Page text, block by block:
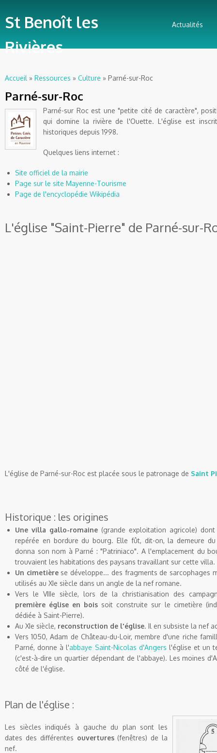
St Benoît les
Rivières
Actualités
Vous êtes ici
Accueil » Ressources » Culture » Parné-sur-Roc
Parné-sur-Roc
Parné-sur Roc est une "petite cité de caractère",
qui domine la rivière del'Ouette. L'église est
historiques depuis 1998.
Quelques liens internet :
Site officiel de la mairie
Page sur le site Mayenne-Tourisme
Page de l'encyclopédie Wikipédia
L'église "Saint-Pierre" de Parné-sur-
L'église de Parné-sur-Roc est placée sous le patronage de Saint
Historique : les origines
Une villa gallo-romaine(grande exploitation agricole)
repérée en bordure du bourg. Elle fût, dit-on, la demeure
donna son nom àParné : "Patriniaco". A l'emplacement du
trouvaient les habitations des paysans travaillant sur cette villa.
Un cimetièrese développe... des fragments de sarcophages
utilisés au XIe siècle dans un angle de la nefromane.
Vers le VIIIe siècle, lors de la christianisation des
première église en bois soit construite sur le cimetière
dédiée à Saint-Pierre).
Au XIe siècle, reconstruction de l'église. Il en subsiste la nef
Vers 1050,Adam de Château-du-Loir, membre d'une riche
Parné, donne à l'abbaye Saint-Nicolas d'Angers l'église et un
(c'est-à-dire un quartier dépendant de l'abbaye). Les moines
côté de l'église.
Plan de l'église :
Les siècles indiqués à gauche du plan sont les
dates des différentes ouvertures(fenêtres) de la
nef.